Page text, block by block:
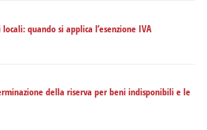
quando si applica l’esenzione IVA
della riserva per beni indisponibili e le